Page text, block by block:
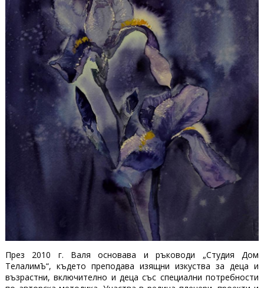
През 2010 г. Валя основава и ръководи „Студия Дом
ТелалимЪ“, където преподава изящни изкуства за деца и
възрастни, включително и деца със специални потребности